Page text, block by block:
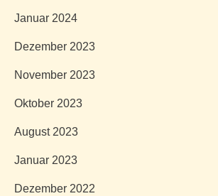
Januar 2024
Dezember 2023
November 2023
Oktober 2023
August 2023
Januar 2023
Dezember 2022